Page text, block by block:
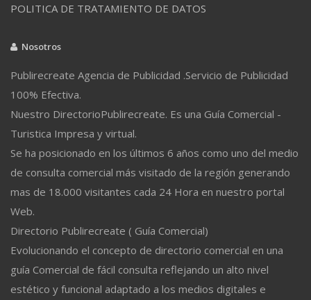
POLITICA DE TRATAMIENTO DE DATOS
Nosotros
Publirecreate Agencia de Publicidad .Servicio de Publicidad
100% Efectiva.
Nuestro DirectorioPublirecreate. Es una Guía Comercial -
Turistica Impresa y virtual.
Se ha posicionado en los últimos 6 años como uno del medio
de consulta comercial más visitado de la región generando
mas de 18.000 visitantes cada 24 Hora en nuestro portal
Web.
Directorio Publirecreate ( Guía Comercial)
Evolucionando el concepto de directorio comercial en una
guía Comercial de fácil consulta reflejando un alto nivel
estético y funcional adaptado a los medios digitales e